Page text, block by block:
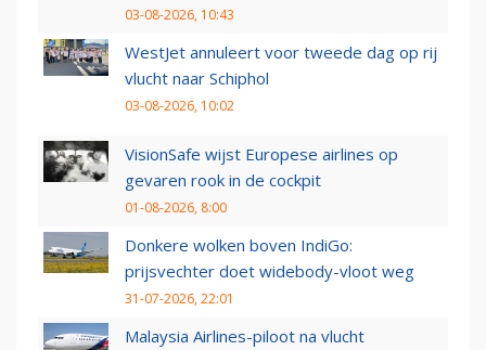
03-08-2026, 10:43
WestJet annuleert voor tweede dag op rij
vlucht naar Schiphol
03-08-2026, 10:02
VisionSafe wijst Europese airlines op
gevaren rook in de cockpit
01-08-2026, 8:00
Donkere wolken boven IndiGo:
prijsvechter doet widebody-vloot weg
31-07-2026, 22:01
Malaysia Airlines-piloot na vlucht